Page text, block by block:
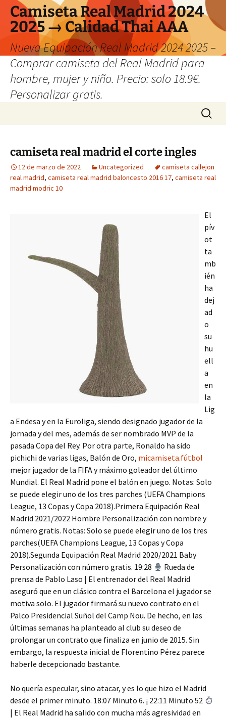
Camiseta Real Madrid 2024
2025 → Calidad Thai AAA
Nueva Equipación Real Madrid 2024 2025 –
Comprar camiseta del Real Madrid para
hombre, mujer y niño. Precio: solo 18.9€.
Personalizar gratis.
Buscar:
camiseta real madrid el corte ingles
12 de marzo de 2022 Uncategorized
camiseta callejon
real madrid, camiseta real madrid baloncesto 2016 17, camiseta real
madrid modric 10
El
pív
ot
ta
mb
ién
ha
dej
ad
o
su
hu
ell
a
en
la
Lig
a Endesa y en la Euroliga, siendo designado jugador de la
jornada y del mes, además de ser nombrado MVP de la
pasada Copa del Rey. Por otra parte, Ronaldo ha sido
pichichi de varias ligas, Balón de Oro, micamiseta.fútbol
mejor jugador de la FIFA y máximo goleador del último
Mundial. El Real Madrid pone el balón en juego. Notas: Solo
se puede elegir uno de los tres parches (UEFA Champions
League, 13 Copas y Copa 2018).Primera Equipación Real
Madrid 2021/2022 Hombre Personalización con nombre y
número gratis. Notas: Solo se puede elegir uno de los tres
parches(UEFA Champions League, 13 Copas y Copa
2018).Segunda Equipación Real Madrid 2020/2021 Baby
Personalización con número gratis. 19:28
Rueda de
prensa de Pablo Laso | El entrenador del Real Madrid
aseguró que en un clásico contra el Barcelona el jugador se
motiva solo. El jugador firmará su nuevo contrato en el
Palco Presidencial Suñol del Camp Nou. De hecho, en las
últimas semanas ha planteado al club su deseo de
prolongar un contrato que finaliza en junio de 2015. Sin
embargo, la respuesta inicial de Florentino Pérez parece
haberle decepcionado bastante.
No quería especular, sino atacar, y es lo que hizo el Madrid
desde el primer minuto. 18:07 Minuto 6. ¡ 22:11 Minuto 52
| El Real Madrid ha salido con mucha más agresividad en